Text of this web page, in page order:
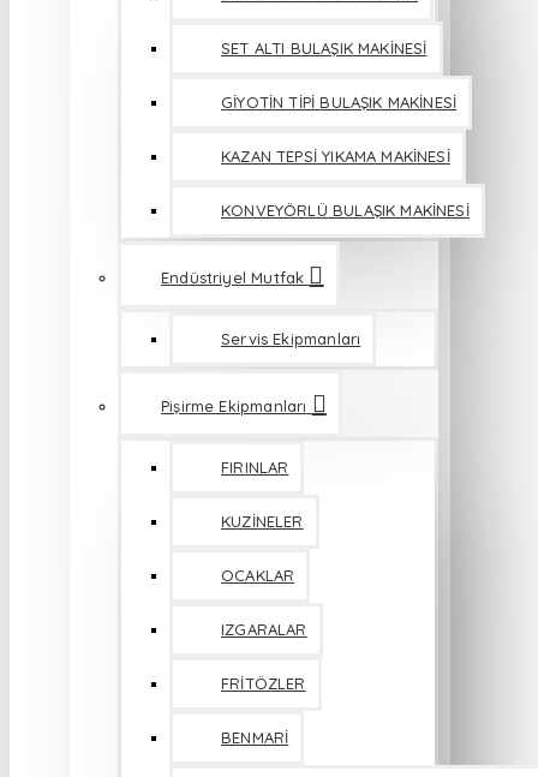
SET ALTI BULAŞIK MAKİNESİ
GİYOTİN TİPİ BULAŞIK MAKİNESİ
KAZAN TEPSİ YIKAMA MAKİNESİ
KONVEYÖRLÜ BULAŞIK MAKİNESİ
Endüstriyel Mutfak
Servis Ekipmanları
Pişirme Ekipmanları
FIRINLAR
KUZİNELER
OCAKLAR
IZGARALAR
FRİTÖZLER
BENMARİ